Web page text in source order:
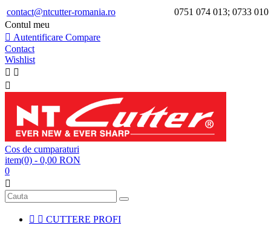
contact@ntcutter-romania.ro
0751 074 013; 0733 010
Contul meu
 Autentificare Compare
Contact
Wishlist
 

Cos de cumparaturi
item(0) - 0,00 RON
0

  CUTTERE PROFI